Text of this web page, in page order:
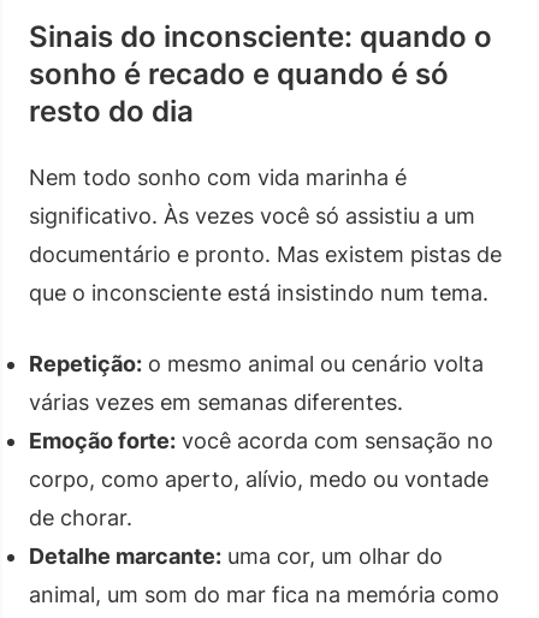
Sinais do inconsciente: quando o
sonho é recado e quando é só
resto do dia
Nem todo sonho com vida marinha é
significativo. Às vezes você só assistiu a um
documentário e pronto. Mas existem pistas de
que o inconsciente está insistindo num tema.
Repetição: o mesmo animal ou cenário volta
várias vezes em semanas diferentes.
Emoção forte: você acorda com sensação no
corpo, como aperto, alívio, medo ou vontade
de chorar.
Detalhe marcante: uma cor, um olhar do
animal, um som do mar fica na memória como